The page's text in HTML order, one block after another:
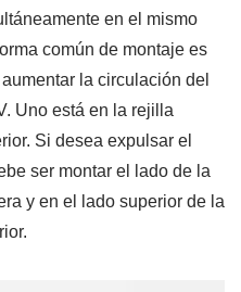
en el mismo
común de montaje es
la circulación del
Uno está en la rejilla
Si desea expulsar el
ser montar el lado de la
y en el lado superior de la